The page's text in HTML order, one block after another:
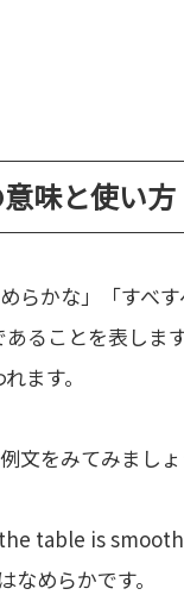
味と使い方
らかな」「すべ
ることを表しま
ます。
文をみてみましょ
table is
なめらかです。